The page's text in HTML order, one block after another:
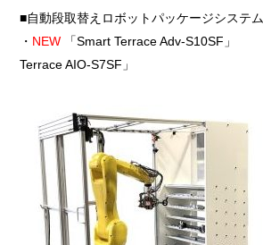
■自動段取替えロボットパッケージシステム
・ NEW
「Smart Terrace Adv-
Terrace AIO-S7SF」